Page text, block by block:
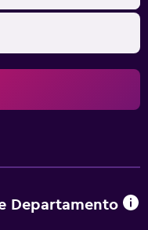
Departamento